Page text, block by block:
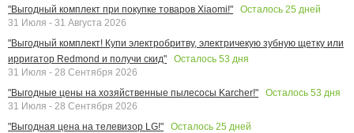
"Выгодный комплект при покупке товаров Xiaomi!"
Осталось 25 дней
31 Июля - 31 Августа 2026
"Выгодный комплект! Купи электробритву, электричекую зубную щетку или
ирригатор Redmond и получи скид"
Осталось 53 дня
31 Июля - 28 Сентября 2026
"Выгодные цены на хозяйственные пылесосы Karcher!"
Осталось 53 дня
31 Июля - 28 Сентября 2026
"Выгодная цена на телевизор LG!"
Осталось 25 дней